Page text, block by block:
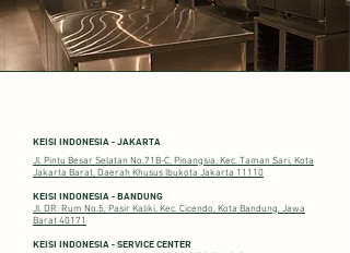
KEISI INDONESIA - JAKARTA
Jl. Pintu Besar Selatan No.71B-C, Pinangsia, Kec. Taman Sari, Kota
Jakarta Barat, Daerah Khusus Ibukota Jakarta 11110
KEISI INDONESIA - BANDUNG
Jl. DR. Rum No.5, Pasir Kaliki, Kec. Cicendo, Kota Bandung, Jawa
Barat 40171
KEISI INDONESIA - SERVICE CENTER